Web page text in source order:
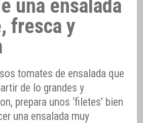
una ensalada
fresca y
tomates de ensalada que
de lo grandes y
prepara unos ‘filetes’ bien
una ensalada muy